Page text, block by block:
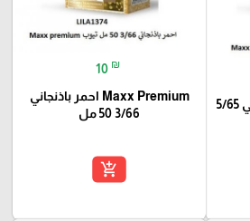
Maxx Premium احمر رماني 5/65
10 ₪
Maxx Premium احمر باذنجاني
3/66 50 مل
add_shopping_cart